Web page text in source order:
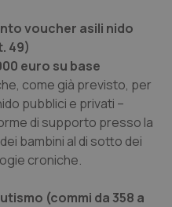
voucher asili nido
49)
euro su base
come già previsto, per
pubblici e privati –
di supporto presso la
bambini al di sotto dei
croniche.
(commi da 358 a